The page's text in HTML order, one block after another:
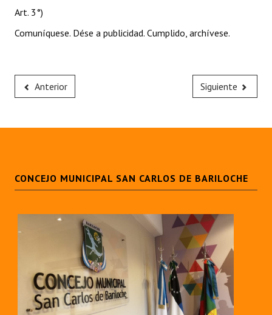
Art. 3°)
Comuníquese. Dése a publicidad. Cumplido, archívese.
Anterior Siguiente
CONCEJO MUNICIPAL SAN CARLOS DE BARILOCHE